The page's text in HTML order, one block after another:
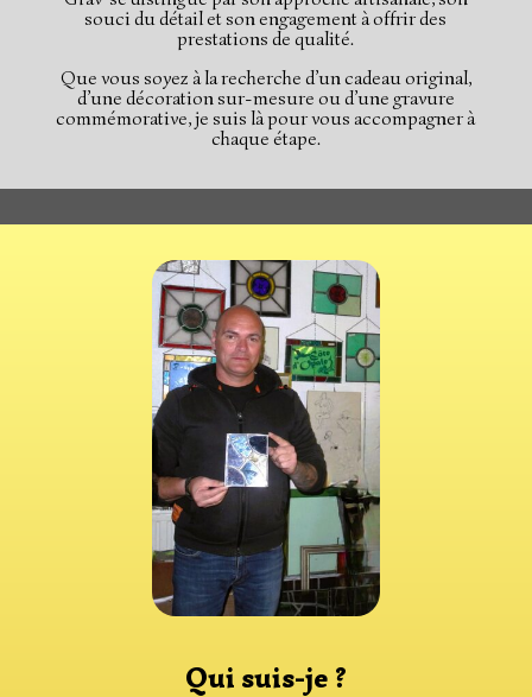
souci du détail et son engagement à offrir des
prestations de qualité.
Que vous soyez à la recherche d’un cadeau original,
d’une décoration sur-mesure ou d’une gravure
commémorative, je suis là pour vous accompagner à
chaque étape.
Qui suis-je ?